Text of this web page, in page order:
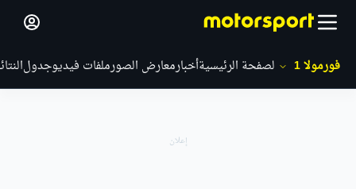
فورمولا 1 الصفحة الرئيسيةأخبارمعارض الصورملفات فيديوجدول